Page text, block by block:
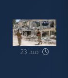
منذ 23